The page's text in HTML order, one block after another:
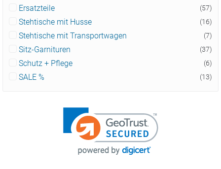
Ersatzteile (57)
Stehtische mit Husse (16)
Stehtische mit Transportwagen (7)
Sitz-Garnituren (37)
Schutz + Pflege (6)
SALE % (13)